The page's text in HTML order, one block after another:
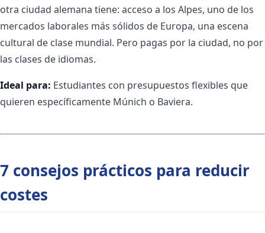
otra ciudad alemana tiene: acceso a los Alpes, uno de los
mercados laborales más sólidos de Europa, una escena
cultural de clase mundial. Pero pagas por la ciudad, no por
las clases de idiomas.
Ideal para: Estudiantes con presupuestos flexibles que
quieren específicamente Múnich o Baviera.
7 consejos prácticos para reducir
costes